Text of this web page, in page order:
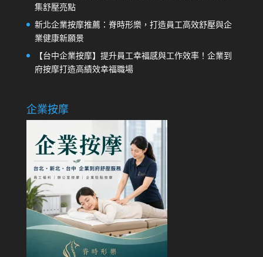
集舒壓亮點
新北企業按摩推薦：脊時形樂，打造員工高效舒壓與企
業健康新願景
【台中企業按摩】提升員工幸福感與工作效率！企業到
府按摩打造高績效幸福職場
企業按摩